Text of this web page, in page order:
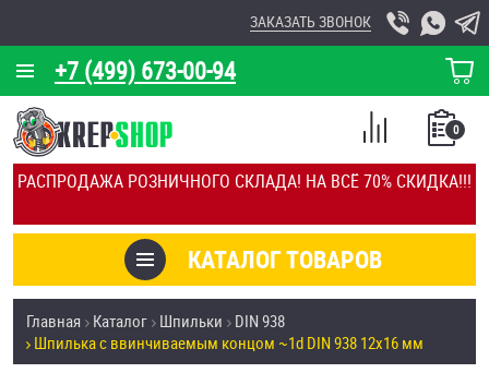
РАСПРОДАЖА РОЗНИЧНОГО СКЛАДА! НА ВСЁ 70% СКИДКА!!!
+7 (499) 673-00-94
ЗАКАЗАТЬ ЗВОНОК
КОРЗИНА
О КОМПАНИИ
КАЛЬКУЛЯТОР
ОТЗЫВЫ
УСЛУГИ
СКИДКИ
КАТАЛОГ ТОВАРОВ
0
СПИСОК
СРАВНЕНИЕ
Товары со скидкой
Анкеры
Главная Каталог Шпильки
DIN 938
Шпилька c ввинчиваемым концом ~1d DIN 938 12х16 мм